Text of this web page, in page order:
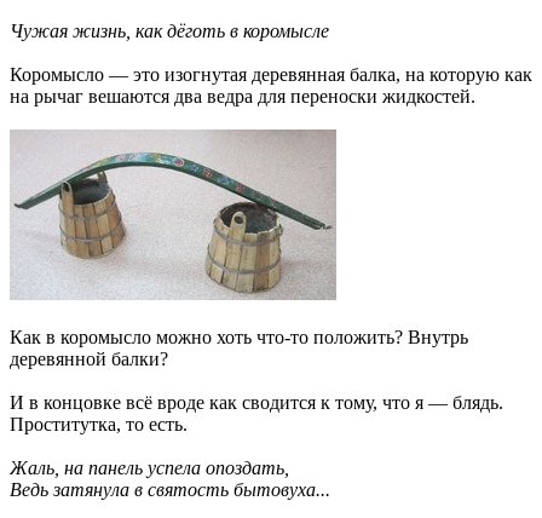
Чужая жизнь, как дёготь в коромысле
Коромысло — это изогнутая деревянная балка, на которую как
на рычаг вешаются два ведра для переноски жидкостей.
Как в коромысло можно хоть что-то положить? Внутрь
деревянной балки?
И в концовке всё вроде как сводится к тому, что я — блядь.
Проститутка, то есть.
Жаль, на панель успела опоздать,
Ведь затянула в святость бытовуха...